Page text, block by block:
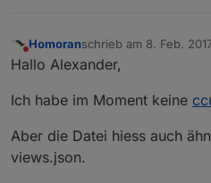
Nicht stören
Homoranschrieb am 8. Feb.
zuletzt editiert von
Hallo Alexander,
Ich habe im Moment keine
Aber die Datei hiess auch
views.json.